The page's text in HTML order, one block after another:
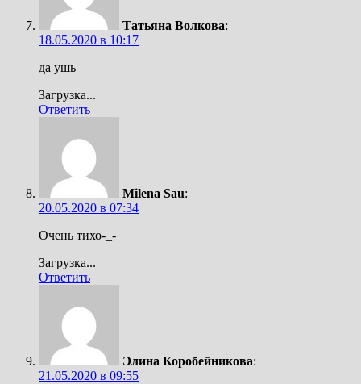
Татьяна Волкова:
18.05.2020 в 10:17
да ушь
Загрузка...
Ответить
Milena Sau:
20.05.2020 в 07:34
Очень тихо-_-
Загрузка...
Ответить
Элина Коробейникова:
21.05.2020 в 09:55